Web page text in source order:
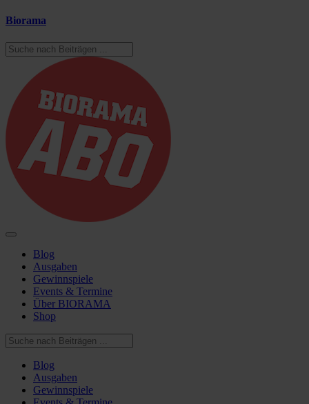
Biorama
Blog
Ausgaben
Gewinnspiele
Events & Termine
Über BIORAMA
Shop
Blog
Ausgaben
Gewinnspiele